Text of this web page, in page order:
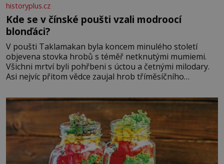
historyplus.cz
Kde se v čínské poušti vzali modroocí
blonďáci?
V poušti Taklamakan byla koncem minulého století
objevena stovka hrobů s téměř netknutými mumiemi.
Všichni mrtví byli pohřbeni s úctou a četnými milodary.
Asi nejvíc přitom vědce zaujal hrob tříměsíčního
blonďaté vlásky. Fakt, že jsou těla dávných lidí nesmírně
dobře zachovalá, přičítají odborníci zdejším klimatickým
podmínkám. Sucho, prosolené písky a extrémně